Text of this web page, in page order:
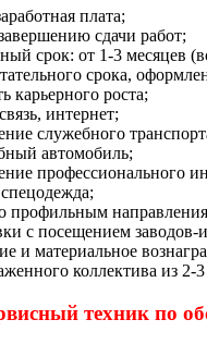
плата;
сдачи работ;
срок: от 1-3 месяцев
срока,
карьерного роста;
интернет;
служебного
автомобиль;
профессионального
профильным
с посещением заводов-
и материальное
коллектива из 2-3
техник по